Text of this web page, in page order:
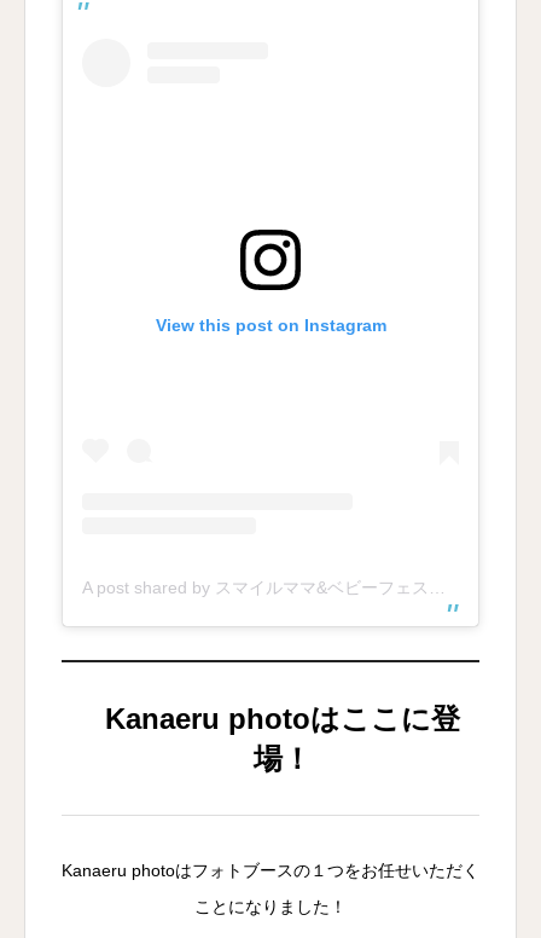
View this post on Instagram
Kanaeru photoはここに登
場！
Kanaeru photoはフォトブースの１つをお任せいただく
ことになりました！